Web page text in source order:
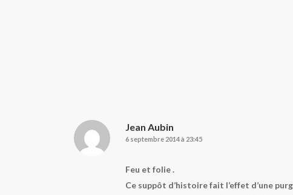
Jean Aubin
6 septembre 2014 à 23:45
Feu et folie .
Ce suppôt d’histoire fait l’effet d’une